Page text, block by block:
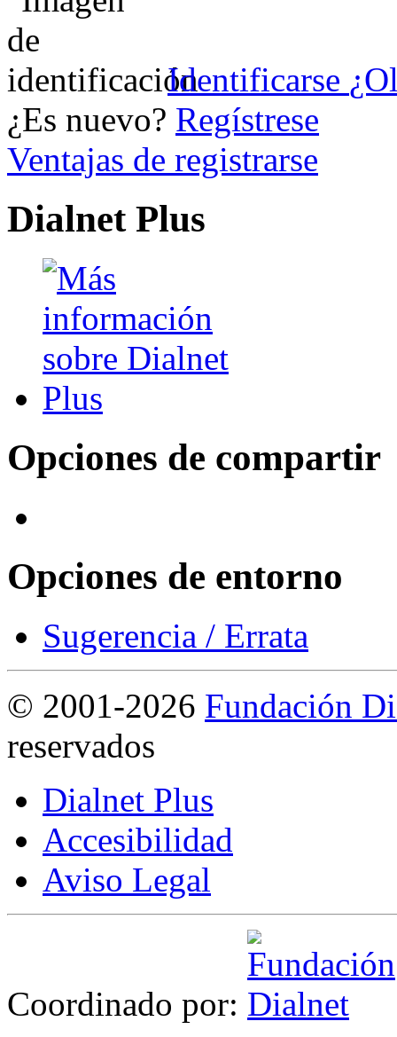
Identificarse
¿Es nuevo? Regístrese
Ventajas de registrarse
Dialnet Plus
Opciones de compartir
Opciones de entorno
Sugerencia / Errata
© 2001-2026 Fundación
reservados
Dialnet Plus
Accesibilidad
Aviso Legal
Coordinado por: